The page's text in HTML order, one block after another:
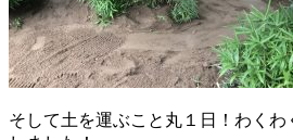
そして土を運ぶこと丸１日！わくわ